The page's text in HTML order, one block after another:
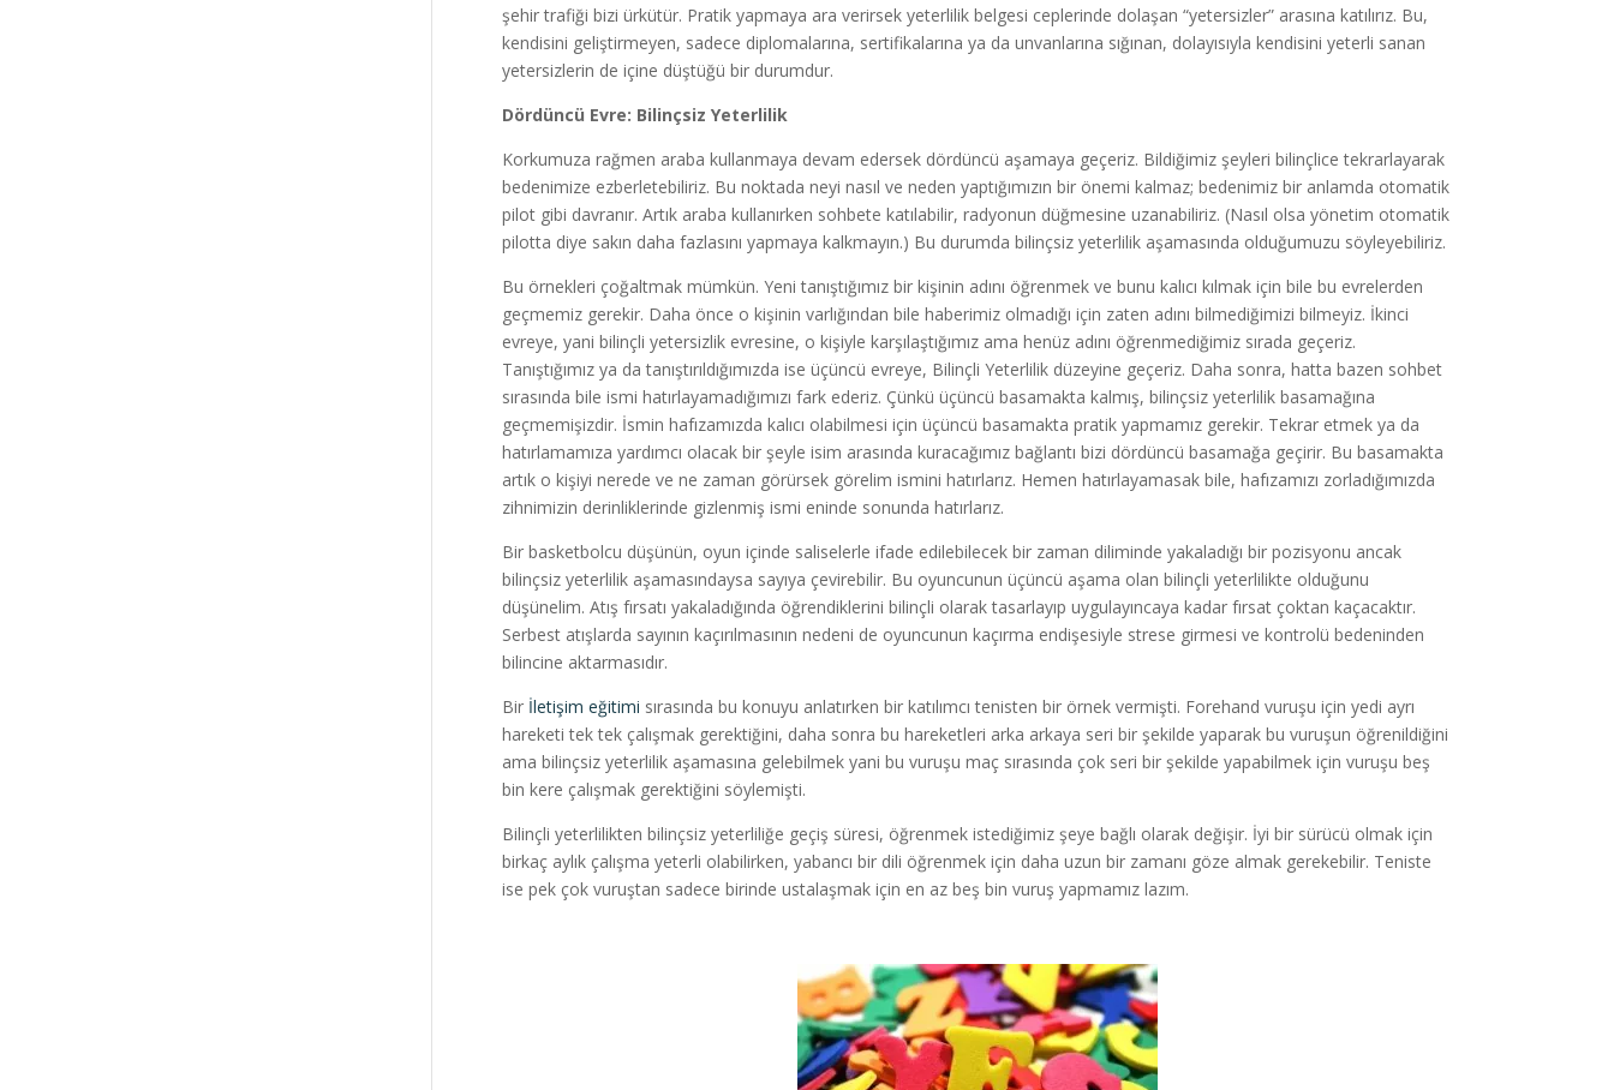
şehir trafiği bizi ürkütür. Pratik yapmaya ara verirsek yeterlilik belgesi ceplerinde dolaşan “yetersizler” arasına katılırız. Bu,
kendisini geliştirmeyen, sadece diplomalarına, sertifikalarına ya da unvanlarına sığınan, dolayısıyla kendisini yeterli sanan
yetersizlerin de içine düştüğü bir durumdur.
Dördüncü Evre: Bilinçsiz Yeterlilik
Korkumuza rağmen araba kullanmaya devam edersek dördüncü aşamaya geçeriz. Bildiğimiz şeyleri bilinçlice tekrarlayarak
bedenimize ezberletebiliriz. Bu noktada neyi nasıl ve neden yaptığımızın bir önemi kalmaz; bedenimiz bir anlamda otomatik
pilot gibi davranır. Artık araba kullanırken sohbete katılabilir, radyonun düğmesine uzanabiliriz. (Nasıl olsa yönetim otomatik
pilotta diye sakın daha fazlasını yapmaya kalkmayın.) Bu durumda bilinçsiz yeterlilik aşamasında olduğumuzu söyleyebiliriz.
Bu örnekleri çoğaltmak mümkün. Yeni tanıştığımız bir kişinin adını öğrenmek ve bunu kalıcı kılmak için bile bu evrelerden
geçmemiz gerekir. Daha önce o kişinin varlığından bile haberimiz olmadığı için zaten adını bilmediğimizi bilmeyiz. İkinci
evreye, yani bilinçli yetersizlik evresine, o kişiyle karşılaştığımız ama henüz adını öğrenmediğimiz sırada geçeriz.
Tanıştığımız ya da tanıştırıldığımızda ise üçüncü evreye, Bilinçli Yeterlilik düzeyine geçeriz. Daha sonra, hatta bazen sohbet
sırasında bile ismi hatırlayamadığımızı fark ederiz. Çünkü üçüncü basamakta kalmış, bilinçsiz yeterlilik basamağına
geçmemişizdir. İsmin hafızamızda kalıcı olabilmesi için üçüncü basamakta pratik yapmamız gerekir. Tekrar etmek ya da
hatırlamamıza yardımcı olacak bir şeyle isim arasında kuracağımız bağlantı bizi dördüncü basamağa geçirir. Bu basamakta
artık o kişiyi nerede ve ne zaman görürsek görelim ismini hatırlarız. Hemen hatırlayamasak bile, hafızamızı zorladığımızda
zihnimizin derinliklerinde gizlenmiş ismi eninde sonunda hatırlarız.
Bir basketbolcu düşünün, oyun içinde saliselerle ifade edilebilecek bir zaman diliminde yakaladığı bir pozisyonu ancak
bilinçsiz yeterlilik aşamasındaysa sayıya çevirebilir. Bu oyuncunun üçüncü aşama olan bilinçli yeterlilikte olduğunu
düşünelim. Atış fırsatı yakaladığında öğrendiklerini bilinçli olarak tasarlayıp uygulayıncaya kadar fırsat çoktan kaçacaktır.
Serbest atışlarda sayının kaçırılmasının nedeni de oyuncunun kaçırma endişesiyle strese girmesi ve kontrolü bedeninden
bilincine aktarmasıdır.
Bir İletişim eğitimi sırasında bu konuyu anlatırken bir katılımcı tenisten bir örnek vermişti. Forehand vuruşu için yedi ayrı
hareketi tek tek çalışmak gerektiğini, daha sonra bu hareketleri arka arkaya seri bir şekilde yaparak bu vuruşun öğrenildiğini
ama bilinçsiz yeterlilik aşamasına gelebilmek yani bu vuruşu maç sırasında çok seri bir şekilde yapabilmek için vuruşu beş
bin kere çalışmak gerektiğini söylemişti.
Bilinçli yeterlilikten bilinçsiz yeterliliğe geçiş süresi, öğrenmek istediğimiz şeye bağlı olarak değişir. İyi bir sürücü olmak için
birkaç aylık çalışma yeterli olabilirken, yabancı bir dili öğrenmek için daha uzun bir zamanı göze almak gerekebilir. Teniste
ise pek çok vuruştan sadece birinde ustalaşmak için en az beş bin vuruş yapmamız lazım.